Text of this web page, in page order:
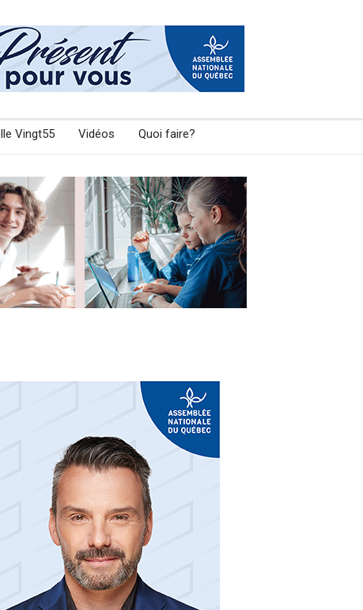
Vingt55 Vidéos Quoi faire?